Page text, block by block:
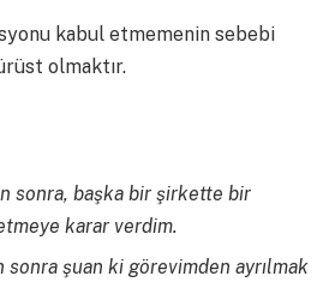
kabul etmemenin sebebi
olmaktır.
sonra, başka bir şirkette bir
karar verdim.
şuan ki görevimden ayrılmak